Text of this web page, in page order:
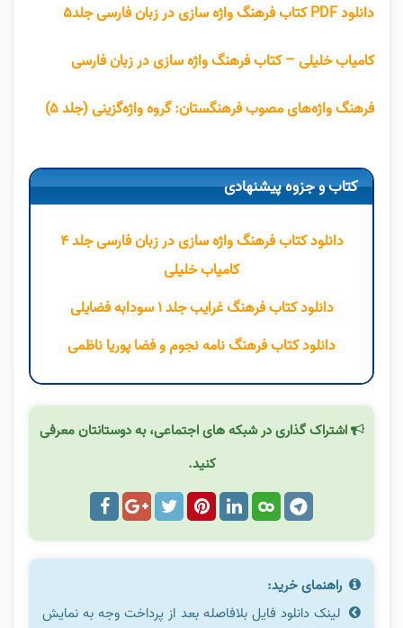
دانلود PDF کتاب فرهنگ واژه سازی در زبان فارسی جلد۵
کامیاب خلیلی – کتاب فرهنگ واژه سازی در زبان فارسی
فرهنگ واژه‌های مصوب فرهنگستان: گروه واژه‌گزینی (جلد ۵)
کتاب و جزوه پیشنهادی
دانلود کتاب فرهنگ واژه سازی در زبان فارسی جلد ۴
کامیاب خلیلی
دانلود کتاب فرهنگ غرایب جلد ۱ سودابه فضایلی
دانلود کتاب فرهنگ نامه نجوم و فضا پوریا ناظمی
اشتراک گذاری در شبکه های اجتماعی، به دوستانتان معرفی
کنید.
راهنمای خرید:
لینک دانلود فایل بلافاصله بعد از پرداخت وجه به نمایش